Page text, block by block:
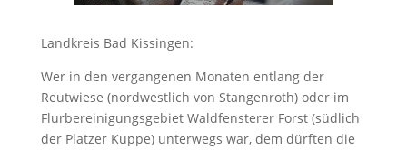
Landkreis Bad Kissingen:
Wer in den vergangenen Monaten entlang der
Reutwiese (nordwestlich von Stangenroth) oder im
Flurbereinigungsgebiet Waldfensterer Forst (südlich
der Platzer Kuppe) unterwegs war, dem dürften die